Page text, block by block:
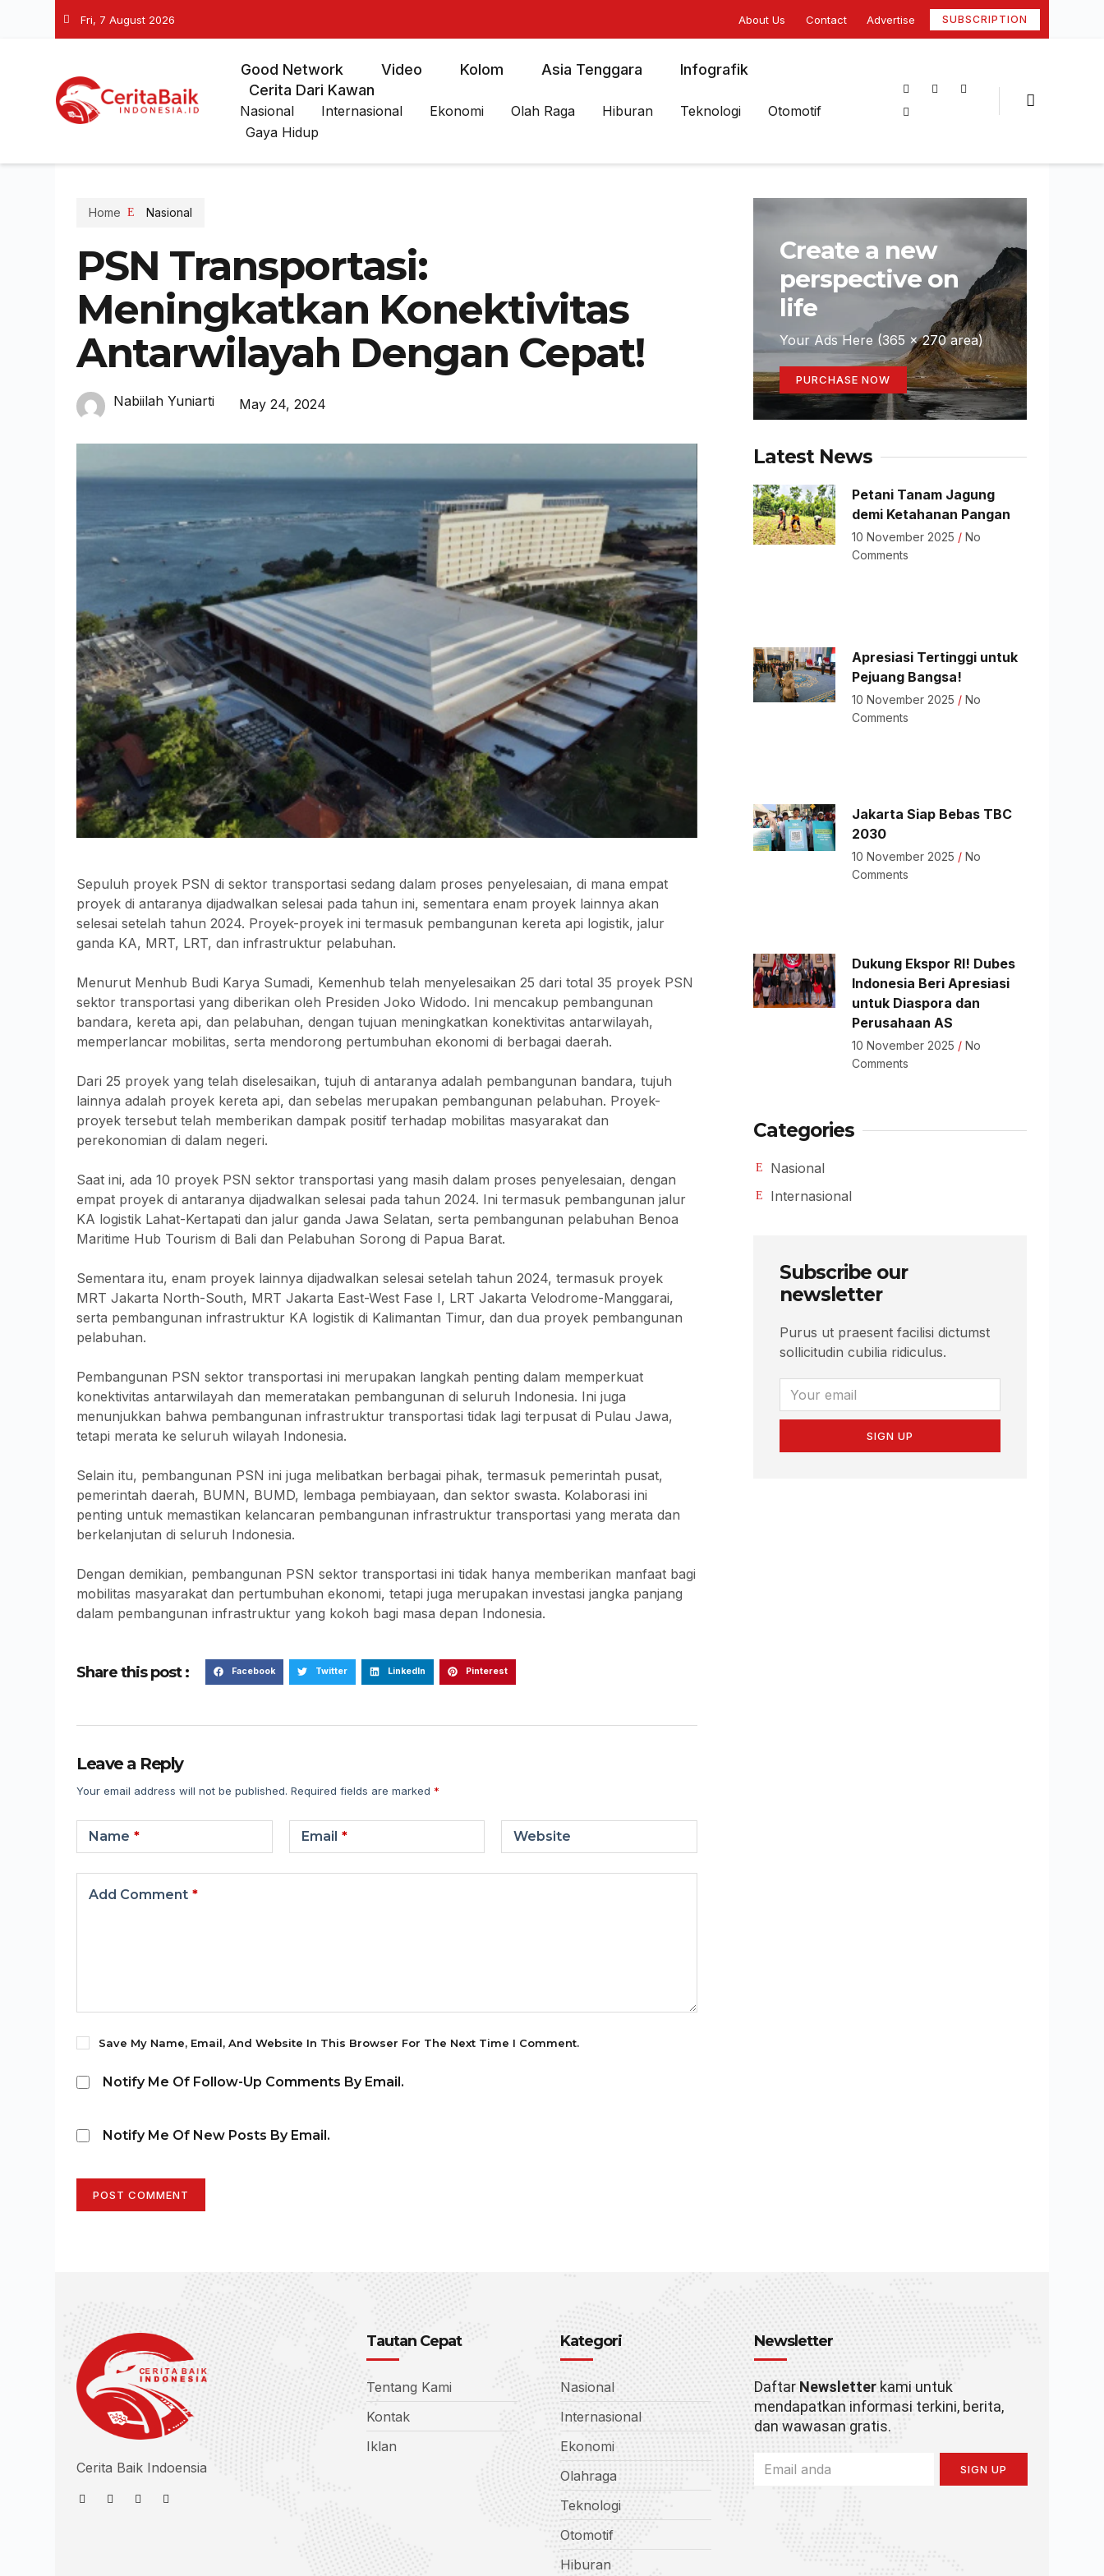
Fri, 7 August 2026 About Us Contact Advertise SUBSCRIPTION
Good Network Video Kolom Asia Tenggara
Infografik
Cerita Dari Kawan
Nasional Internasional Ekonomi Olah Raga Hiburan Teknologi
Otomotif
Gaya Hidup
Home Nasional
PSN Transportasi:
Meningkatkan Konektivitas
Antarwilayah Dengan Cepat!
Nabiilah Yuniarti May 24, 2024
Sepuluh proyek PSN di sektor transportasi sedang dalam proses penyelesaian, di mana empat
proyek di antaranya dijadwalkan selesai pada tahun ini, sementara enam proyek lainnya akan
selesai setelah tahun 2024. Proyek-proyek ini termasuk pembangunan kereta api logistik, jalur
ganda KA, MRT, LRT, dan infrastruktur pelabuhan.
Menurut Menhub Budi Karya Sumadi, Kemenhub telah menyelesaikan 25 dari total 35 proyek PSN
sektor transportasi yang diberikan oleh Presiden Joko Widodo. Ini mencakup pembangunan
bandara, kereta api, dan pelabuhan, dengan tujuan meningkatkan konektivitas antarwilayah,
memperlancar mobilitas, serta mendorong pertumbuhan ekonomi di berbagai daerah.
Dari 25 proyek yang telah diselesaikan, tujuh di antaranya adalah pembangunan bandara, tujuh
lainnya adalah proyek kereta api, dan sebelas merupakan pembangunan pelabuhan. Proyek-
proyek tersebut telah memberikan dampak positif terhadap mobilitas masyarakat dan
perekonomian di dalam negeri.
Saat ini, ada 10 proyek PSN sektor transportasi yang masih dalam proses penyelesaian, dengan
empat proyek di antaranya dijadwalkan selesai pada tahun 2024. Ini termasuk pembangunan jalur
KA logistik Lahat-Kertapati dan jalur ganda Jawa Selatan, serta pembangunan pelabuhan Benoa
Maritime Hub Tourism di Bali dan Pelabuhan Sorong di Papua Barat.
Sementara itu, enam proyek lainnya dijadwalkan selesai setelah tahun 2024, termasuk proyek
MRT Jakarta North-South, MRT Jakarta East-West Fase I, LRT Jakarta Velodrome-Manggarai,
serta pembangunan infrastruktur KA logistik di Kalimantan Timur, dan dua proyek pembangunan
pelabuhan.
Pembangunan PSN sektor transportasi ini merupakan langkah penting dalam memperkuat
konektivitas antarwilayah dan memeratakan pembangunan di seluruh Indonesia. Ini juga
menunjukkan bahwa pembangunan infrastruktur transportasi tidak lagi terpusat di Pulau Jawa,
tetapi merata ke seluruh wilayah Indonesia.
Selain itu, pembangunan PSN ini juga melibatkan berbagai pihak, termasuk pemerintah pusat,
pemerintah daerah, BUMN, BUMD, lembaga pembiayaan, dan sektor swasta. Kolaborasi ini
penting untuk memastikan kelancaran pembangunan infrastruktur transportasi yang merata dan
berkelanjutan di seluruh Indonesia.
Dengan demikian, pembangunan PSN sektor transportasi ini tidak hanya memberikan manfaat bagi
mobilitas masyarakat dan pertumbuhan ekonomi, tetapi juga merupakan investasi jangka panjang
dalam pembangunan infrastruktur yang kokoh bagi masa depan Indonesia.
Share this post : Facebook Twitter LinkedIn Pinterest
Leave a Reply
Your email address will not be published. Required fields are marked *
Name * Email * Website
Add Comment *
Save My Name, Email, And Website In This Browser For The Next Time I Comment.
Notify Me Of Follow-Up Comments By Email.
Notify Me Of New Posts By Email.
POST COMMENT
Create a new
perspective on
life
Your Ads Here (365 x 270 area)
PURCHASE NOW
Latest News
Petani Tanam Jagung
demi Ketahanan Pangan
10 November 2025
No
Comments
Apresiasi Tertinggi untuk
Pejuang Bangsa!
10 November 2025
No
Comments
Jakarta Siap Bebas TBC
2030
10 November 2025
No
Comments
Dukung Ekspor RI! Dubes
Indonesia Beri Apresiasi
untuk Diaspora dan
Perusahaan AS
10 November 2025
No
Comments
Categories
Nasional
Internasional
Subscribe our
newsletter
Purus ut praesent facilisi dictumst
sollicitudin cubilia ridiculus.
SIGN UP
Cerita Baik Indoensia
Tautan Cepat
Tentang Kami
Kontak
Iklan
Kategori
Nasional
Internasional
Ekonomi
Olahraga
Teknologi
Otomotif
Hiburan
Newsletter
Daftar Newsletterkami untuk
mendapatkan informasi terkini, berita,
dan wawasan gratis.
SIGN UP